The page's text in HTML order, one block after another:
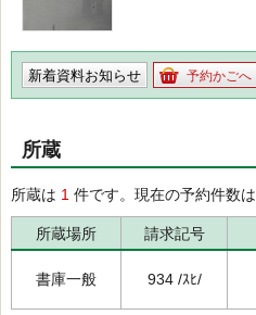
新着資料お知らせ 予約かごへ
所蔵
所蔵は 1 件です。現在の予約件数は
所蔵場所 請求記号
書庫一般 934 /ｽﾋ/